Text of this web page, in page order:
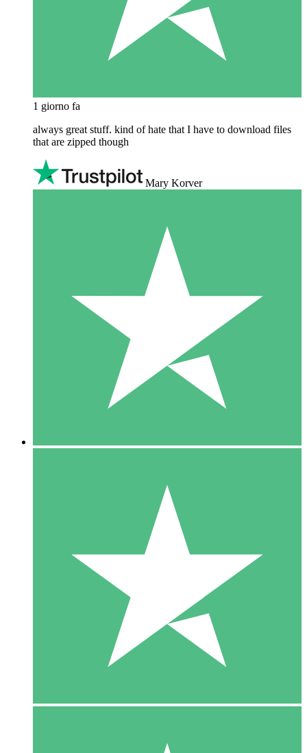
1 giorno fa
always great stuff. kind of hate that I have to download files
that are zipped though
Mary Korver